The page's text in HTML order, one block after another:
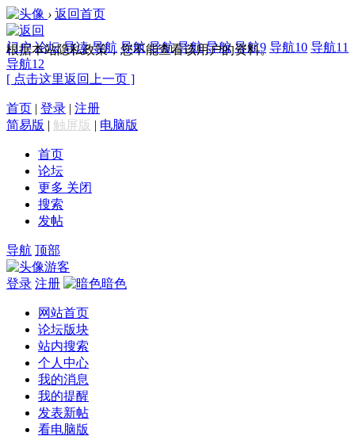
› 返回首页
门户 论坛 导读 导航 导航 导航 导航 导航 导航9 导航10 导航11
导航12
根据本站隐私政策，您不能查看该用户的资料。
[ 点击这里返回上一页 ]
首页 | 登录 | 注册
简易版 | 触屏版 | 电脑版
首页
论坛
更多 关闭
搜索
发帖
导航 顶部
游客
登录 注册 暗色
网站首页
论坛版块
站内搜索
个人中心
我的消息
我的提醒
发表新帖
看电脑版